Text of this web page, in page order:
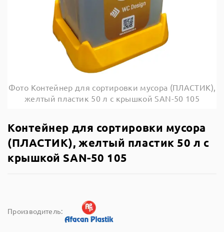
Фото Контейнер для сортировки мусора (ПЛАСТИК),
желтый пластик 50 л с крышкой SAN-50 105
Контейнер для сортировки мусора
(ПЛАСТИК), желтый пластик 50 л с
крышкой SAN-50 105
Производитель: